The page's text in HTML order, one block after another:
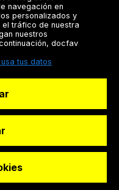
reserva
S.L
navegación en
personalizados y
el tráfico de nuestra
nuestros
docfav
tus datos